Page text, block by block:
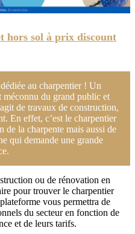
hors sol à prix discount
au charpentier ! Un
méconnu du grand public et
de travaux de construction,
En effet, c’est le charpentier
de la charpente mais aussi de
qui demande une grande
ou de rénovation en
pour trouver le charpentier
vous permettra de
du secteur en fonction de
et de leurs tarifs.